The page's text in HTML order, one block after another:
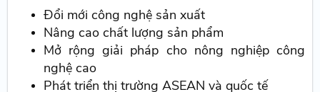
Đổi mới công nghệ sản xuất
Nâng cao chất lượng sản phẩm
Mở rộng giải pháp cho nông nghiệp công
nghệ cao
Phát triển thị trường ASEAN và quốc tế